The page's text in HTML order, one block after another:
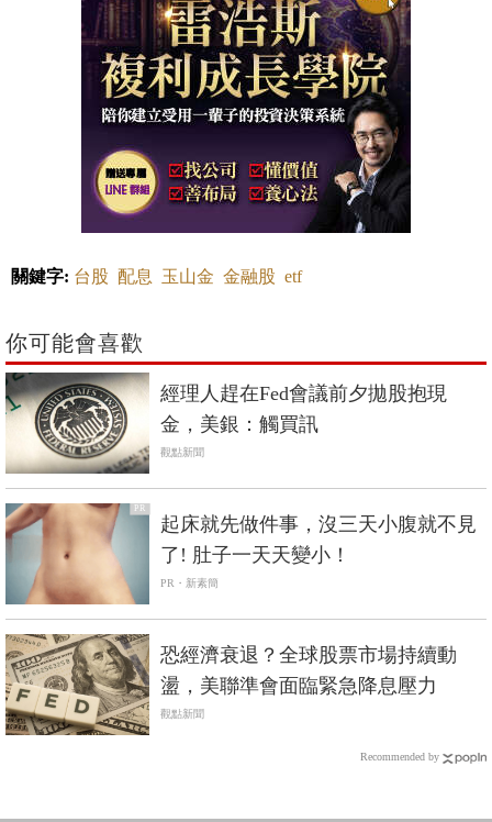
關鍵字: 台股 配息 玉山金 金融股 etf
你可能會喜歡
經理人趕在Fed會議前夕拋股抱現
金，美銀：觸買訊
觀點新聞
PR
起床就先做件事，沒三天小腹就不見
了! 肚子一天天變小！
PR・新素簡
恐經濟衰退？全球股票市場持續動
盪，美聯準會面臨緊急降息壓力
觀點新聞
Recommended by